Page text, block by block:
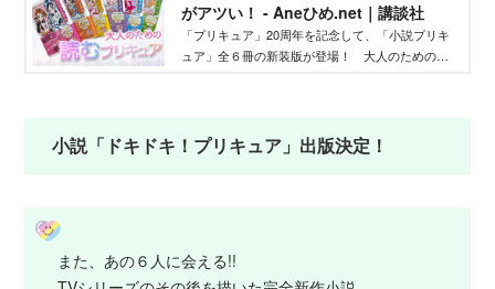
がアツい！ - Aneひめ.net｜講談社
「プリキュア」20周年を記念して、「小説プリキ
ュア」全６冊の新装版が登場！ 大人のための
小説「ドキドキ！プリキュア」出版決定！
また、あの６人に会える!!